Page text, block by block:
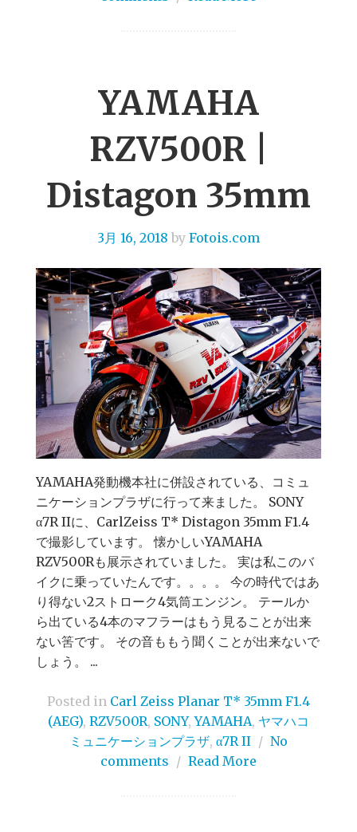
YAMAHA
RZV500R |
Distagon 35mm
3月 16, 2018 by Fotois.com
YAMAHA発動機本社に併設されている、コミュ
ニケーションプラザに行って来ました。 SONY
α7R IIに、CarlZeiss T* Distagon 35mm F1.4
で撮影しています。 懐かしいYAMAHA
RZV500Rも展示されていました。 実は私このバ
イクに乗っていたんです。。。。 今の時代ではあ
り得ない2ストローク4気筒エンジン。 テールか
ら出ている4本のマフラーはもう見ることが出来
ない筈です。 その音ももう聞くことが出来ないで
しょう。 ...
Posted in Carl Zeiss Planar T* 35mm F1.4
(AEG), RZV500R, SONY,YAMAHA, ヤマハコ
ミュニケーションプラザ, α7R II / No
comments / Read More